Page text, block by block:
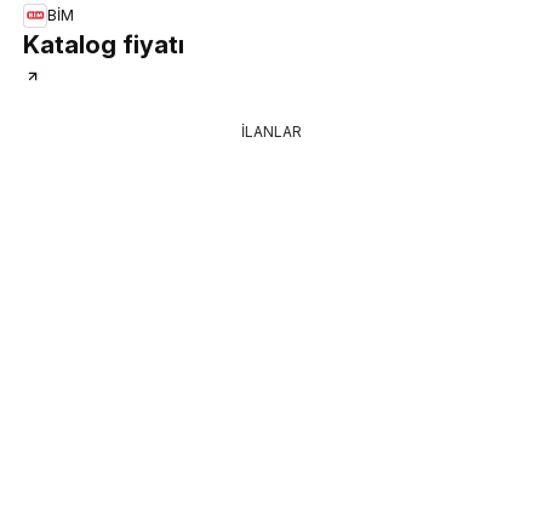
BİM
Katalog fiyatı
İLANLAR